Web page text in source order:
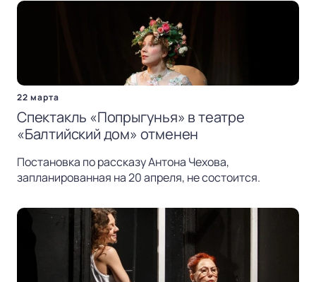
22 марта
Спектакль «Попрыгунья» в театре
«Балтийский дом» отменен
Постановка по рассказу Антона Чехова,
запланированная на 20 апреля, не состоится.